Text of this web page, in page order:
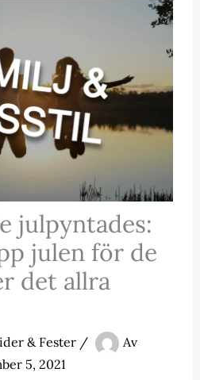
julpyntades:
julen för de
det allra
& Fester/
Av
5, 2021